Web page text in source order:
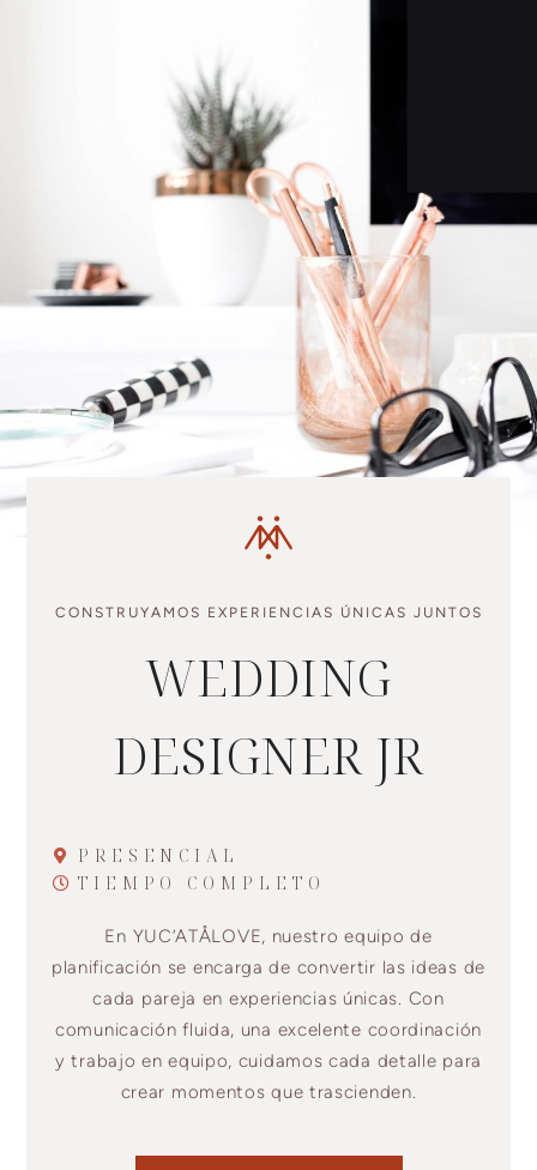
CONSTRUYAMOS EXPERIENCIAS ÚNICAS JUNTOS
WEDDING
DESIGNER JR
PRESENCIAL
TIEMPO COMPLETO
En YUC’ATÅLOVE, nuestro equipo de
planificación se encarga de convertir las ideas de
cada pareja en experiencias únicas. Con
comunicación fluida, una excelente coordinación
y trabajo en equipo, cuidamos cada detalle para
crear momentos que trascienden.